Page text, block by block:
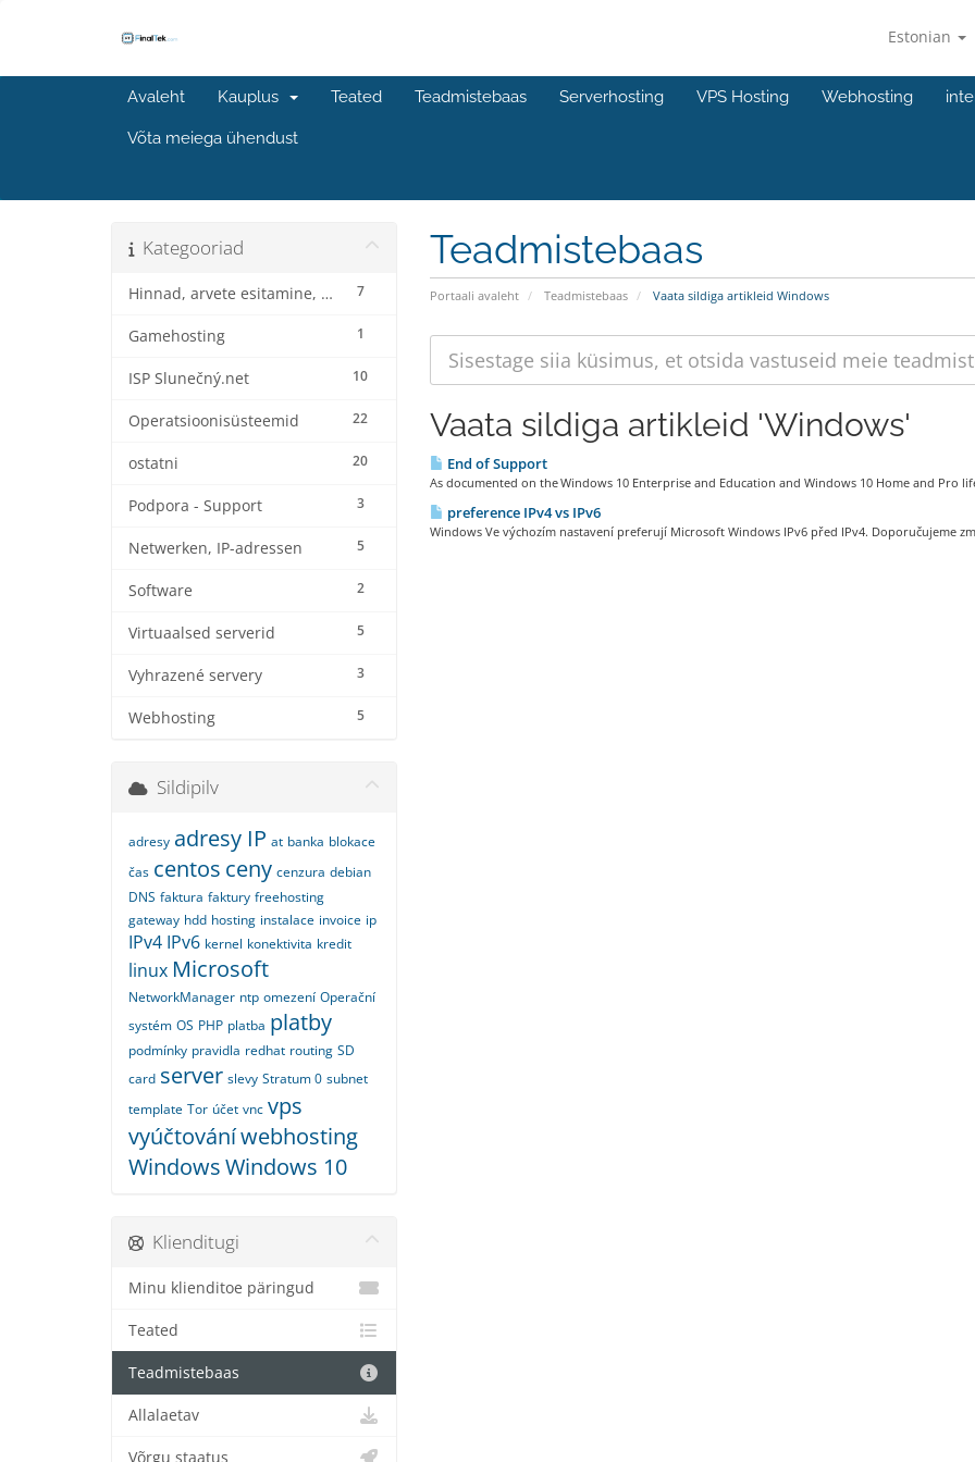
Estonian
Avaleht Kauplus Teated Teadmistebaas Serverhosting VPS Hosting Webhosting
Võta meiega ühendust
Teadmistebaas
Portaali avaleht Teadmistebaas Vaata sildiga artikleid Windows
Kategooriad
7
Hinnad, arvete esitamine, arvete esitamine ja allahindlused
1
Gamehosting
10
ISP Slunečný.net
22
Operatsioonisüsteemid
20
ostatni
3
Podpora - Support
5
Netwerken, IP-adressen
2
Software
5
Virtuaalsed serverid
3
Vyhrazené servery
5
Webhosting
Vaata sildiga artikleid 'Windows'
End of Support
As documented on the Windows 10 Enterprise and Education and Windows 10 Home and Pro
preference IPv4 vs IPv6
Windows Ve výchozím nastavení preferují Microsoft Windows IPv6 před IPv4. Doporučujeme
Sildipilv
adresy adresy IP at banka blokace
čas centos ceny cenzura debian
DNS faktura faktury freehosting
gateway hdd hosting instalace invoice ip
IPv4 IPv6 kernel konektivita kredit
linux Microsoft
NetworkManager ntp omezení Operační
systém OS PHP platba platby
podmínky pravidla redhat routing SD
card server slevy Stratum 0 subnet
template Tor účet vnc vps
vyúčtováníwebhosting
WindowsWindows 10
Klienditugi
Minu klienditoe päringud
Teated
Teadmistebaas
Allalaetav
Võrgu staatus